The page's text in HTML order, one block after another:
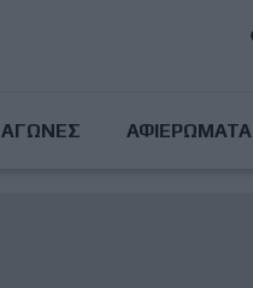
ΑΓΩΝΕΣ ΑΦΙΕΡΩΜΑΤΑ